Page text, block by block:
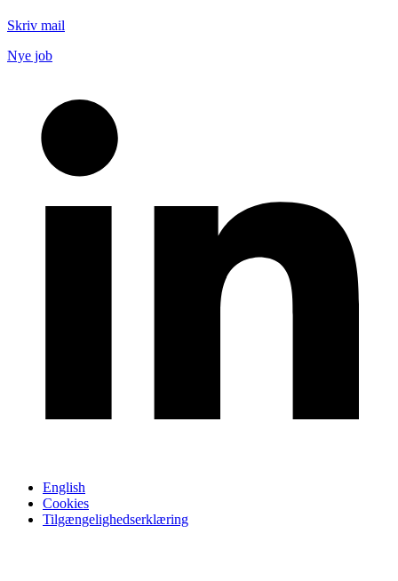
Skriv mail
Nye job
English
Cookies
Tilgængelighedserklæring